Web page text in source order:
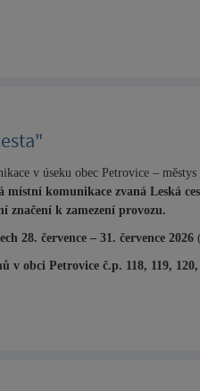
v úseku obec Petrovice –
místní komunikace zvaná Leská
značení k zamezení provozu.
28. července – 31. července 2026
obci Petrovice č.p. 118, 119, 120,